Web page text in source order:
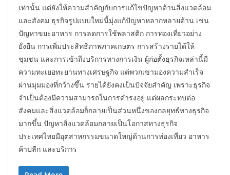
เท่านั้น แต่ยังให้ความสำคัญกับการแก้ไขปัญหาด้านสิ่งแวดล้อม
และสังคม ธุรกิจรูปแบบใหม่นี้มุ่งแก้ปัญหาหลากหลายด้าน เช่น
ปัญหาขยะอาหาร การลดการใช้พลาสติก การท่องเที่ยวอย่าง
ยั่งยืน การเพิ่มประสิทธิภาพภาคเกษตร การสร้างรายได้ให้
ชุมชน และการเข้าถึงบริการทางการเงิน ผู้ก่อตั้งธุรกิจเหล่านี้มี
ความทะเยอทะยานทางเศรษฐกิจ แต่พวกเขามองความสำเร็จ
ผ่านมุมมองที่กว้างขึ้น รายได้ยังคงเป็นปัจจัยสำคัญ เพราะธุรกิจ
จำเป็นต้องมีความสามารถในการดำรงอยู่ แต่ผลกระทบต่อ
สังคมและสิ่งแวดล้อมก็กลายเป็นส่วนหนึ่งของกลยุทธ์ทางธุรกิจ
มากขึ้น ปัญหาสิ่งแวดล้อมกลายเป็นโอกาสทางธุรกิจ
ประเทศไทยมีอุตสาหกรรมขนาดใหญ่ด้านการท่องเที่ยว อาหาร
ค้าปลีก และบริการ